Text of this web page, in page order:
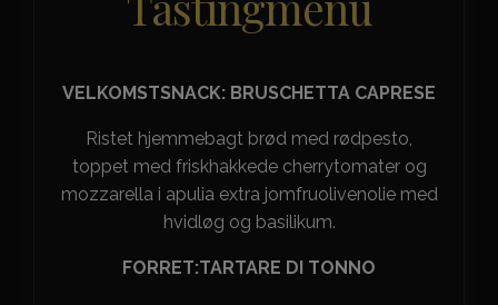
VELKOMSTSNACK: BRUSCHETTA CAPRESE
Ristet hjemmebagt brød med rødpesto,
toppet med friskhakkede cherrytomater og
mozzarella i apulia extra jomfruolivenolie med
hvidløg og basilikum.
FORRET:TARTARE DI TONNO